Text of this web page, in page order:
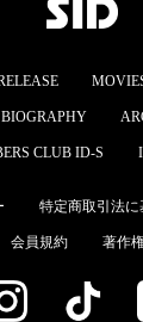
BIOGRAPHY
CLUB ID-S
特定商取引法に
会員規約 著作